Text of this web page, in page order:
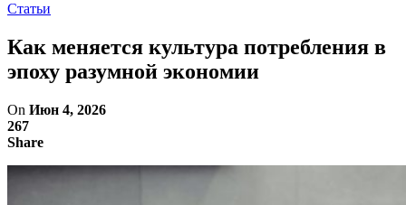
Статьи
Как меняется культура потребления в
эпоху разумной экономии
On Июн 4, 2026
267
Share